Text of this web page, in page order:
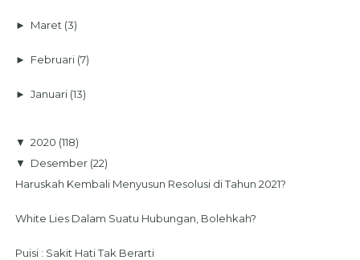
► Maret (3)
► Februari (7)
►Januari (13)
▼2020 (118)
▼ Desember (22)
Haruskah Kembali Menyusun Resolusi di Tahun 2021?
White Lies Dalam Suatu Hubungan, Bolehkah?
Puisi : Sakit Hati Tak Berarti